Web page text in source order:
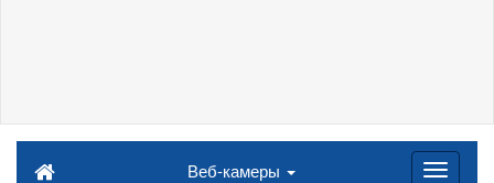
Веб-камеры